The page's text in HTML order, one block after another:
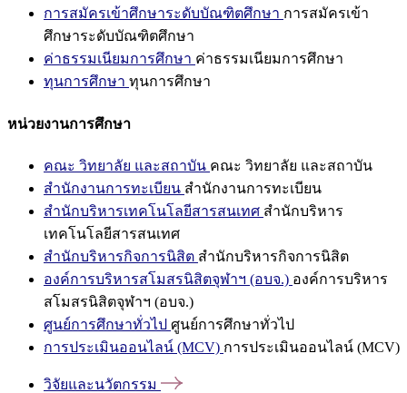
การสมัครเข้าศึกษาระดับบัณฑิตศึกษา การสมัครเข้า
ศึกษาระดับบัณฑิตศึกษา
ค่าธรรมเนียมการศึกษา ค่าธรรมเนียมการศึกษา
ทุนการศึกษา ทุนการศึกษา
หน่วยงานการศึกษา
คณะ วิทยาลัย และสถาบัน คณะ วิทยาลัย และสถาบัน
สำนักงานการทะเบียน สำนักงานการทะเบียน
สำนักบริหารเทคโนโลยีสารสนเทศ สำนักบริหาร
เทคโนโลยีสารสนเทศ
สำนักบริหารกิจการนิสิต สำนักบริหารกิจการนิสิต
องค์การบริหารสโมสรนิสิตจุฬาฯ (อบจ.) องค์การบริหาร
สโมสรนิสิตจุฬาฯ (อบจ.)
ศูนย์การศึกษาทั่วไป ศูนย์การศึกษาทั่วไป
การประเมินออนไลน์ (MCV) การประเมินออนไลน์ (MCV)
วิจัยและนวัตกรรม